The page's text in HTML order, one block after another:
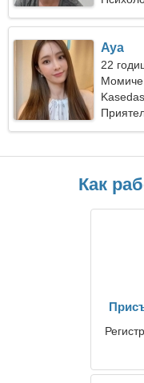
Aya
22
Момиче
Как